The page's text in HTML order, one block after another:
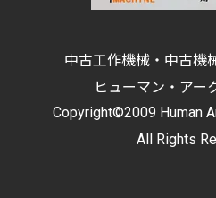
中古工作機械・中古機
ヒューマン・アー
Copyright©2009 Human
All Rights